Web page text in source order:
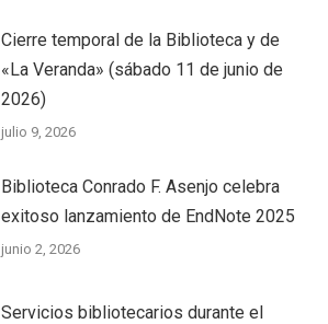
Cierre temporal de la Biblioteca y de
«La Veranda» (sábado 11 de junio de
2026)
julio 9, 2026
Biblioteca Conrado F. Asenjo celebra
exitoso lanzamiento de EndNote 2025
junio 2, 2026
Servicios bibliotecarios durante el